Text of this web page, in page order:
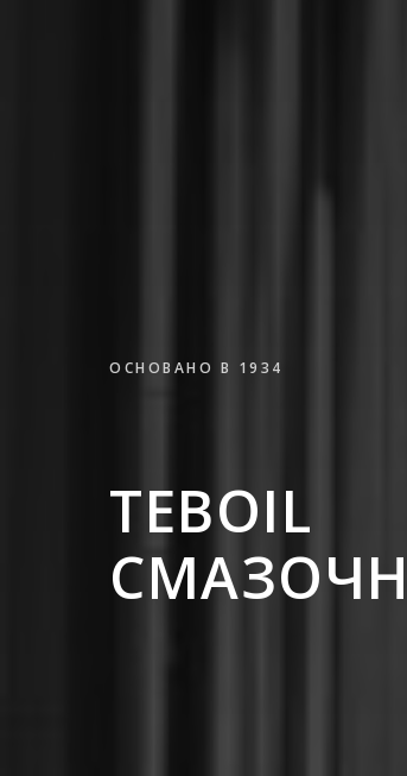
ОСНОВАНО В 1934
TEBOIL